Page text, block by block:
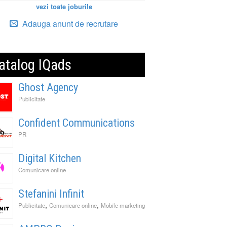
vezi toate joburile
Adauga anunt de recrutare
IQads
Ghost Agency
Publicitate
Confident Communications
PR
Digital Kitchen
Comunicare online
Stefanini Infinit
Publicitate, Comunicare online, Mobile marketing